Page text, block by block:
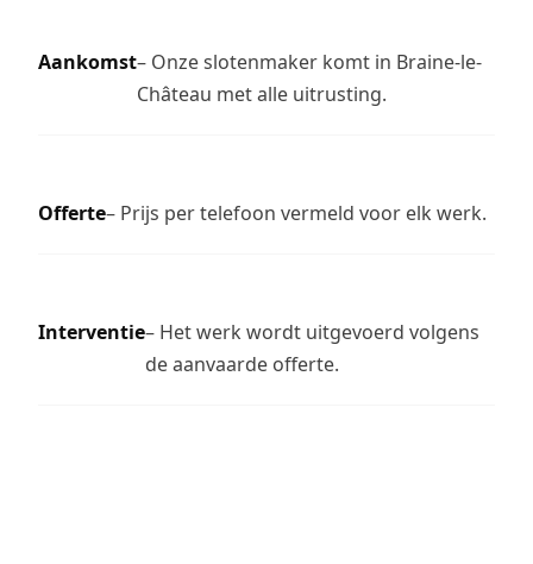
Aankomst– Onze slotenmaker komt in Braine-le-
Château met alle uitrusting.
Offerte– Prijs per telefoon vermeld voor elk werk.
Interventie– Het werk wordt uitgevoerd volgens
de aanvaarde offerte.